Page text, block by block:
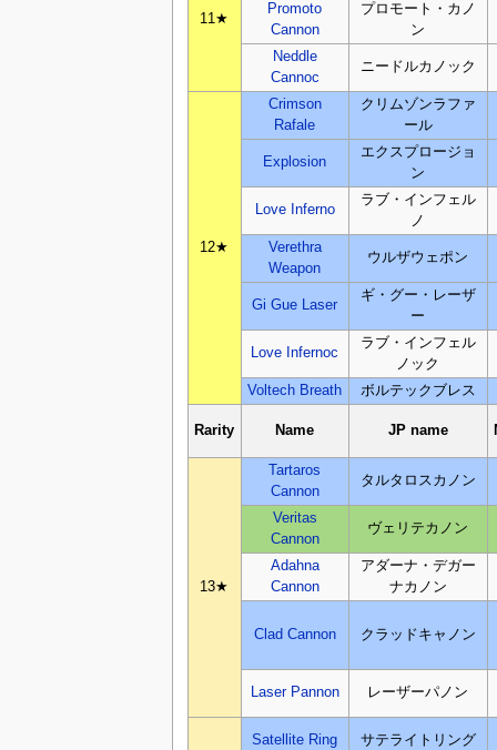
11★
Promoto
Cannon
プロモート・カノ
ン
Neddle
Cannoc
ニードルカノック
12★
Crimson
Rafale
クリムゾンラファ
ール
Explosion
エクスプロージョ
ン
Love Inferno
ラブ・インフェル
ノ
Verethra
Weapon
ウルザウェポン
Gi Gue Laser
ギ・グー・レーザ
ー
Love Infernoc
ラブ・インフェル
ノック
Voltech Breath
ボルテックブレス
Rarity Name JP name
13★
Tartaros
Cannon
タルタロスカノン
Veritas
Cannon
ヴェリテカノン
Adahna
Cannon
アダーナ・デガー
ナカノン
Clad Cannon クラッドキャノン
Laser Pannon レーザーパノン
Satellite Ring サテライトリング